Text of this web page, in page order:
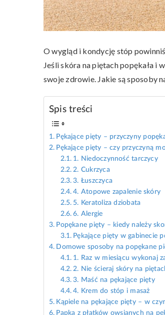
O wygląd i kondycję stóp
Jeśli skóra na piętach popękała i
swoje zdrowie. Jakie są sposoby
Spis treści
Pękające pięty – przyczyny
Pękające pięty – czy przyczyną
1. Niedoczynność tarczycy
2. Cukrzyca
3. Łuszczyca
4. Atopowe zapalenie skóry
5. Keratoliza dziobata
6. Alergie
Popękane pięty – kiedy należy
Pękające pięty w gabinecie
Domowe sposoby na popękane
1. Raz w miesiącu wykonaj
2. Nie ścieraj skóry na
3. Maść na pękające pięty
4. Krem do stóp i masaż
Kąpiele na pękające pięty – w
Papka z płatków owsianych na